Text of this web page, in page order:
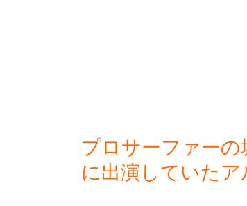
プロサーファー
に出演していたア